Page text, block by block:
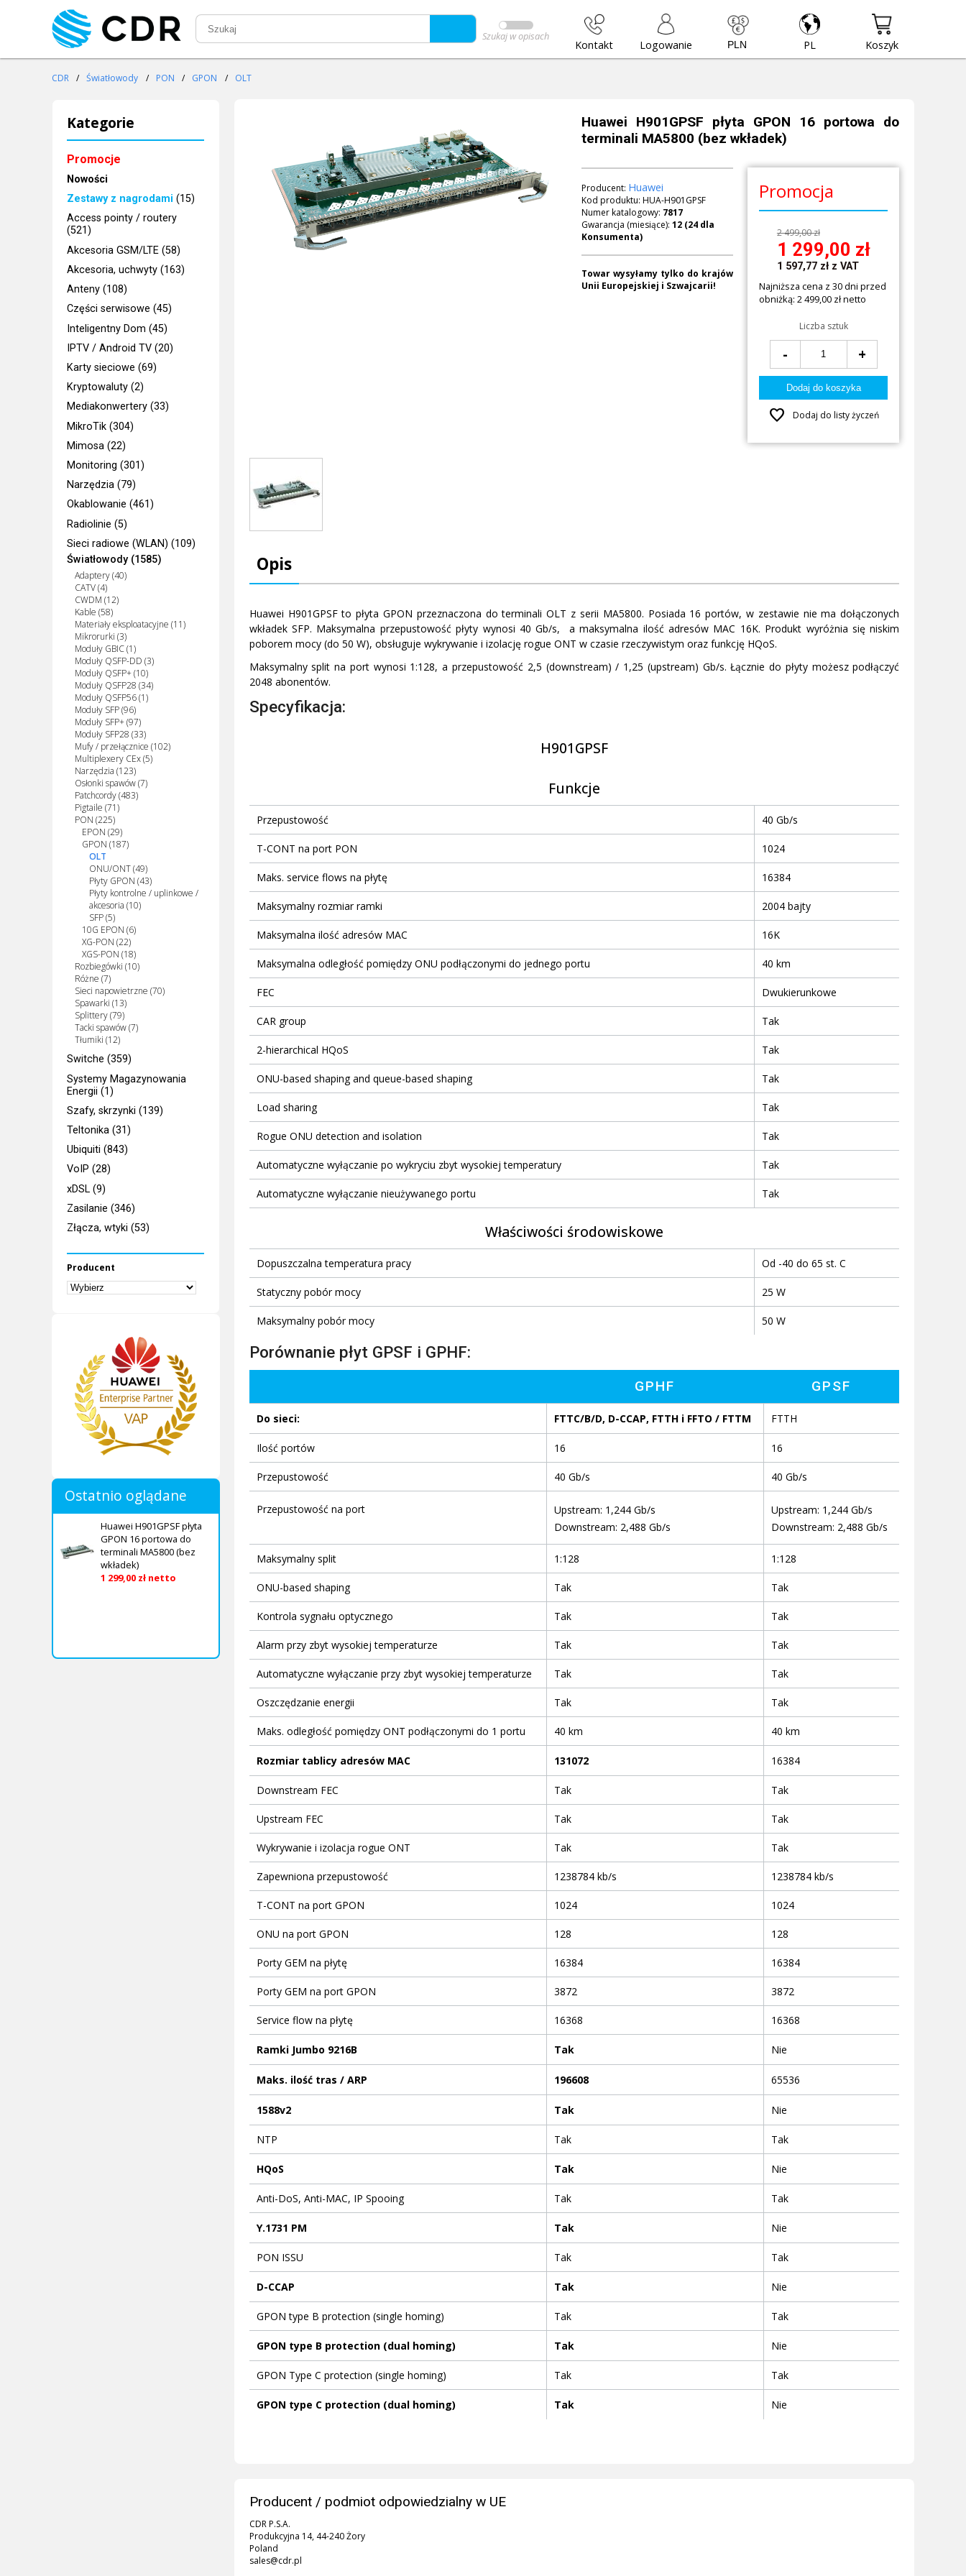
Szukaj w opisach
Kontakt Logowanie PL Koszyk
CDR / Światłowody / PON / GPON / OLT
Kategorie
Promocje
Nowości
Zestawy z nagrodami (15)
Access pointy / routery
(521)
Akcesoria GSM/LTE (58)
Akcesoria, uchwyty (163)
Anteny (108)
Części serwisowe (45)
Inteligentny Dom (45)
IPTV / Android TV (20)
Karty sieciowe (69)
Kryptowaluty (2)
Mediakonwertery (33)
MikroTik (304)
Mimosa (22)
Monitoring (301)
Narzędzia (79)
Okablowanie (461)
Radiolinie (5)
Sieci radiowe (WLAN) (109)
Światłowody (1585)
Adaptery (40)
CATV (4)
CWDM (12)
Kable (58)
Materiały eksploatacyjne (11)
Mikrorurki (3)
Moduły GBIC (1)
Moduły QSFP-DD (3)
Moduły QSFP+ (10)
Moduły QSFP28 (34)
Moduły QSFP56 (1)
Moduły SFP (96)
Moduły SFP+ (97)
Moduły SFP28 (33)
Mufy / przełącznice (102)
Multiplexery CEx (5)
Narzędzia (123)
Osłonki spawów (7)
Patchcordy (483)
Pigtaile (71)
PON (225)
EPON (29)
GPON (187)
OLT
ONU/ONT (49)
Płyty GPON (43)
Płyty kontrolne / uplinkowe /
akcesoria (10)
SFP (5)
10G EPON (6)
XG-PON (22)
XGS-PON (18)
Rozbiegówki (10)
Różne (7)
Sieci napowietrzne (70)
Spawarki (13)
Splittery (79)
Tacki spawów (7)
Tłumiki (12)
Switche (359)
Systemy Magazynowania
Energii (1)
Szafy, skrzynki (139)
Teltonika (31)
Ubiquiti (843)
VoIP (28)
xDSL (9)
Zasilanie (346)
Złącza, wtyki (53)
Producent
Ostatnio oglądane
Huawei H901GPSF płyta
GPON 16 portowa do
terminali MA5800 (bez
wkładek)
1 299,00 zł netto
Huawei H901GPSF płyta GPON 16 portowa do
terminali MA5800 (bez wkładek)
Producent: Huawei
Kod produktu:HUA-H901GPSF
Numer katalogowy: 7817
Gwarancja (miesiące):
Towar wysyłamy tylko do krajów
Unii Europejskiej i Szwajcarii!
Promocja
2 499,00 zł
1 299,00 zł
1 597,77zł z VAT
Najniższa cena z 30 dni przed
obniżką: 2 499,00 zł netto
Liczba sztuk
- +
favorite Dodaj do listy życzeń
Opis
Huawei H901GPSF to płyta GPON przeznaczona do terminali OLT z serii MA5800. Posiada 16 portów, w zestawie nie ma dołączonych
wkładek SFP. Maksymalna przepustowość płyty wynosi 40 Gb/s, a maksymalna ilość adresów MAC 16K. Produkt wyróżnia się niskim
poborem mocy (do 50 W), obsługuje wykrywanie i izolację rogue ONT w czasie rzeczywistym oraz funkcję HQoS.
Maksymalny split na port wynosi 1:128, a przepustowość 2,5 (downstream) / 1,25 (upstream) Gb/s. Łącznie do płyty możesz podłączyć
2048 abonentów.
Specyfikacja:
H901GPSF
Funkcje
Przepustowość 40 Gb/s
T-CONT na port PON 1024
Maks. service flows na płytę 16384
Maksymalny rozmiar ramki 2004 bajty
Maksymalna ilość adresów MAC 16K
Maksymalna odległość pomiędzy ONU podłączonymi do jednego portu 40 km
FEC Dwukierunkowe
CAR group Tak
2-hierarchical HQoS Tak
ONU-based shaping and queue-based shaping Tak
Load sharing Tak
Rogue ONU detection and isolation Tak
Automatyczne wyłączanie po wykryciu zbyt wysokiej temperatury Tak
Automatyczne wyłączanie nieużywanego portu Tak
Właściwości środowiskowe
Dopuszczalna temperatura pracy Od -40 do 65 st. C
Statyczny pobór mocy 25 W
Maksymalny pobór mocy 50 W
Porównanie płyt GPSF i GPHF:
GPHF GPSF
Do sieci: FTTC/B/D, D-CCAP, FTTH i FFTO / FTTM FTTH
Ilość portów 16 16
Przepustowość 40 Gb/s 40 Gb/s
Przepustowość na port
Upstream: 1,244 Gb/s
Downstream: 2,488 Gb/s
Upstream: 1,244 Gb/s
Downstream: 2,488 Gb/s
Maksymalny split 1:128 1:128
ONU-based shaping Tak Tak
Kontrola sygnału optycznego Tak Tak
Alarm przy zbyt wysokiej temperaturze Tak Tak
Automatyczne wyłączanie przy zbyt wysokiej temperaturze Tak Tak
Oszczędzanie energii Tak Tak
Maks. odległość pomiędzy ONT podłączonymi do 1 portu 40 km 40 km
Rozmiar tablicy adresów MAC 131072 16384
Downstream FEC Tak Tak
Upstream FEC Tak Tak
Wykrywanie i izolacja rogue ONT Tak Tak
Zapewniona przepustowość 1238784 kb/s 1238784 kb/s
T-CONT na port GPON 1024 1024
ONU na port GPON 128 128
Porty GEM na płytę 16384 16384
Porty GEM na port GPON 3872 3872
Service flow na płytę 16368 16368
Ramki Jumbo 9216B Tak Nie
Maks. ilość tras / ARP 196608 65536
1588v2 Tak Nie
NTP Tak Tak
HQoS Tak Nie
Anti-DoS, Anti-MAC, IP Spooing Tak Tak
Y.1731 PM Tak Nie
PON ISSU Tak Tak
D-CCAP Tak Nie
GPON type B protection (single homing) Tak Tak
GPON type B protection (dual homing) Tak Nie
GPON Type C protection (single homing) Tak Tak
GPON type C protection (dual homing) Tak Nie
Producent / podmiot odpowiedzialny w UE
CDR P.S.A.
Produkcyjna 14, 44-240 Żory
Poland
sales@cdr.pl